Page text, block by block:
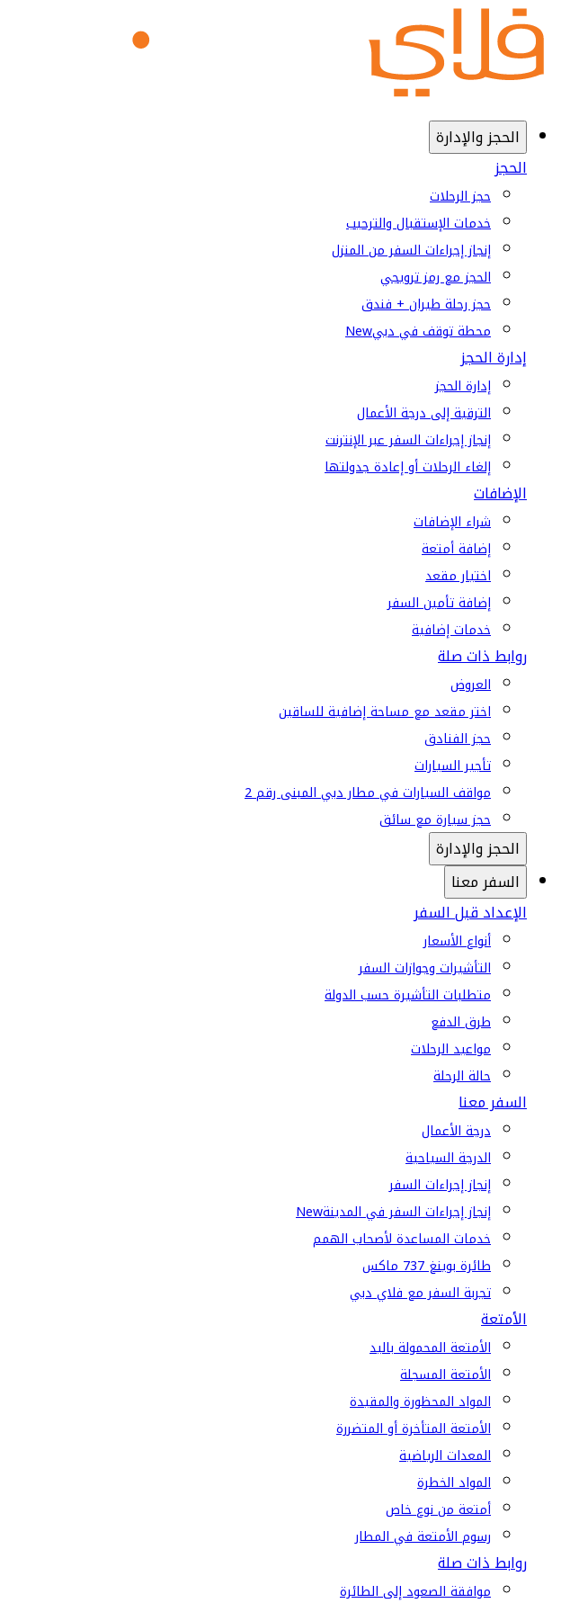
الحجز والإدارة
الحجز
حجز الرحلات
خدمات الإستقبال والترحيب
إنجاز إجراءات السفر من المنزل
الحجز مع رمز ترويجي
حجز رحلة طيران + فندق
محطة توقف في دبيNew
إدارة الحجز
إدارة الحجز
الترقية إلى درجة الأعمال
إنجاز إجراءات السفر عبر الإنترنت
إلغاء الرحلات أو إعادة جدولتها
الإضافات
شراء الإضافات
إضافة أمتعة
اختيار مقعد
إضافة تأمين السفر
خدمات إضافية
روابط ذات صلة
العروض
اختر مقعد مع مساحة إضافية للساقين
حجز الفنادق
تأجير السيارات
مواقف السيارات في مطار دبي المبنى رقم 2
حجز سيارة مع سائق
الحجز والإدارة
السفر معنا
الإعداد قبل السفر
أنواع الأسعار
التأشيرات وجوازات السفر
متطلبات التأشيرة حسب الدولة
طرق الدفع
مواعيد الرحلات
حالة الرحلة
السفر معنا
درجة الأعمال
الدرجة السياحية
إنجاز إجراءات السفر
إنجاز إجراءات السفر في المدينةNew
خدمات المساعدة لأصحاب الهمم
طائرة بوينغ 737 ماكس
تجربة السفر مع فلاي دبي
الأمتعة
الأمتعة المحمولة باليد
الأمتعة المسجلة
المواد المحظورة والمقيدة
الأمتعة المتأخرة أو المتضررة
المعدات الرياضية
المواد الخطرة
أمتعة من نوع خاص
رسوم الأمتعة في المطار
روابط ذات صلة
موافقة الصعود إلى الطائرة